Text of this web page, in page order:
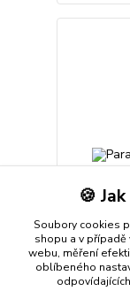
🍪
Soubory cookies
shopu a v
webu, měření
oblíbeného